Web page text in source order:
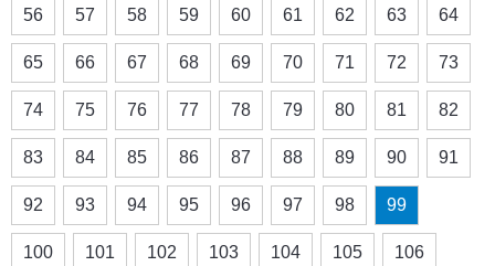
56 57 58 59 60 61 62 63 64
65 66 67 68 69 70 71 72 73
74 75 76 77 78 79 80 81 82
83 84 85 86 87 88 89 90 91
92 93 94 95 96 97 98 99
100 101 102 103 104 105 106